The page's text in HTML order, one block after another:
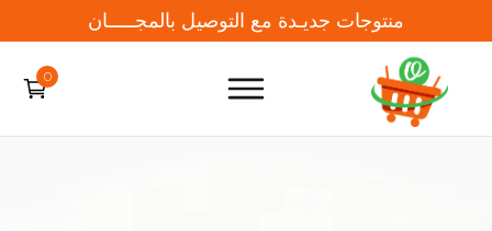
منتوجات جديـدة مع التوصيل بالمجـــــان
0